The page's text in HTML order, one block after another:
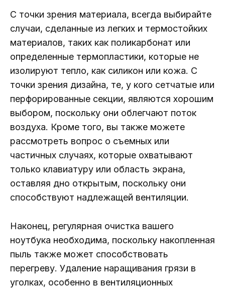
С точки зрения материала, всегда выбирайте
случаи, сделанные из легких и термостойких
материалов, таких как поликарбонат или
определенные термопластики, которые не
изолируют тепло, как силикон или кожа. С
точки зрения дизайна, те, у кого сетчатые или
перфорированные секции, являются хорошим
выбором, поскольку они облегчают поток
воздуха. Кроме того, вы также можете
рассмотреть вопрос о съемных или
частичных случаях, которые охватывают
только клавиатуру или область экрана,
оставляя дно открытым, поскольку они
способствуют надлежащей вентиляции.
Наконец, регулярная очистка вашего
ноутбука необходима, поскольку накопленная
пыль также может способствовать
перегреву. Удаление наращивания грязи в
уголках, особенно в вентиляционных